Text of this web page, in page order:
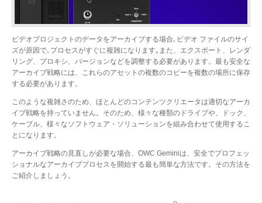
ビデオプロジェクトのデータをアーカイブする場合､ビデオ ファイルのサイ
ズが原因で､プロセスがすぐに複雑になります｡また、エクスポート、レンダ
リング、プロキシ、バージョンなどを調整する必要があります。最も安全な
アーカイブ戦略には、これらのアセットの複数のコピーを複数の場所に保存
する必要があります。
このような複雑さのため、ほとんどのコンテンツクリエータは適切なアーカ
イブ戦略を持っていません。そのため、様々な種類のドライブや、ドック、
ケーブル、様々なソフトウェア・ソリューションを組み合わせて使用するこ
とになります。
アーカイブ戦略の見直しが必要な場合、OWC Geminiは、安全でプロフェッ
ショナルなアーカイブプロセスを開始する最も簡単な方法です。その方法を
ご紹介しましょう。